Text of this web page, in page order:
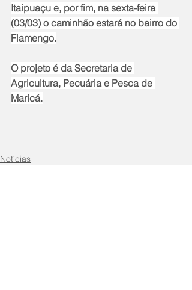
Itaipuaçu e, por fim, na sexta-feira
(03/03) o caminhão estará no bairro do
Flamengo.
O projeto é da Secretaria de
Agricultura, Pecuária e Pesca de
Maricá.
Notícias